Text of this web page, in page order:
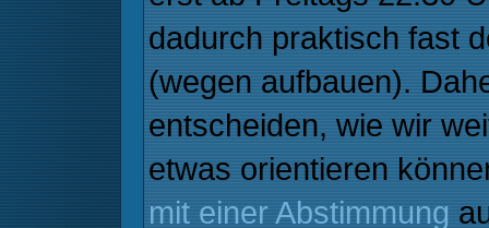
dadurch praktisch fast
(wegen aufbauen).
entscheiden, wie wir
etwas orientieren
mit einer Abstimmung